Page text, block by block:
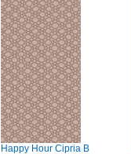
Happy Hour Cipria B